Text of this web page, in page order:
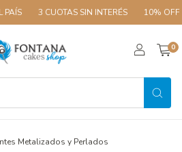
3 CUOTAS SIN INTERÉS 10% OFF CON
0
Metalizados y Perlados